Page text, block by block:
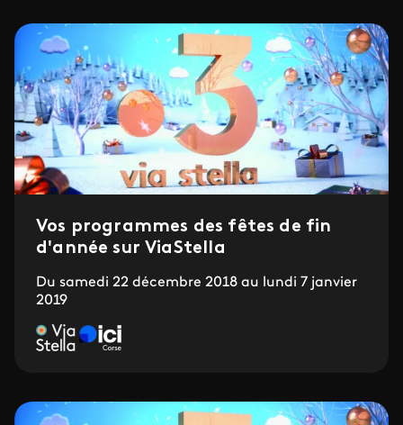
Vos programmes des fêtes de fin
d'année sur ViaStella
Du samedi 22 décembre 2018 au lundi 7 janvier
2019